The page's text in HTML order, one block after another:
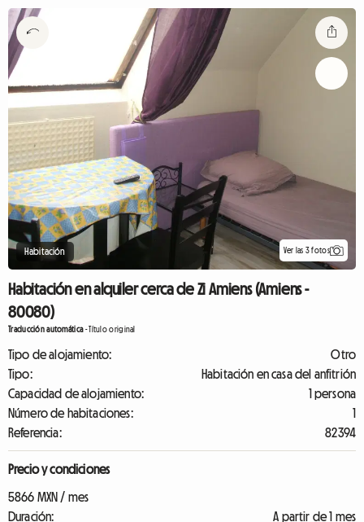
Habitación Ver las 3 fotos
Habitación en alquiler cerca de Zi Amiens (Amiens -
80080)
Traducción automática-Título original
Tipo de alojamiento:
Otro
Tipo:
Habitación en casa del anfitrión
Capacidad de alojamiento:
1 persona
Número de habitaciones:
1
Referencia:
82394
Precio y condiciones
5866 MXN / mes
Duración:
A partir de 1 mes